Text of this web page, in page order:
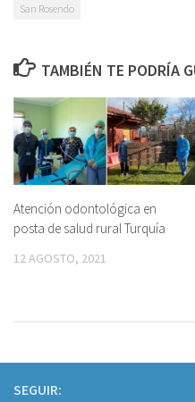
San Rosendo
TAMBIÉN TE PODRÍA
Atención odontológica en
posta de salud rural Turquía
12 AGOSTO, 2021
SEGUIR: